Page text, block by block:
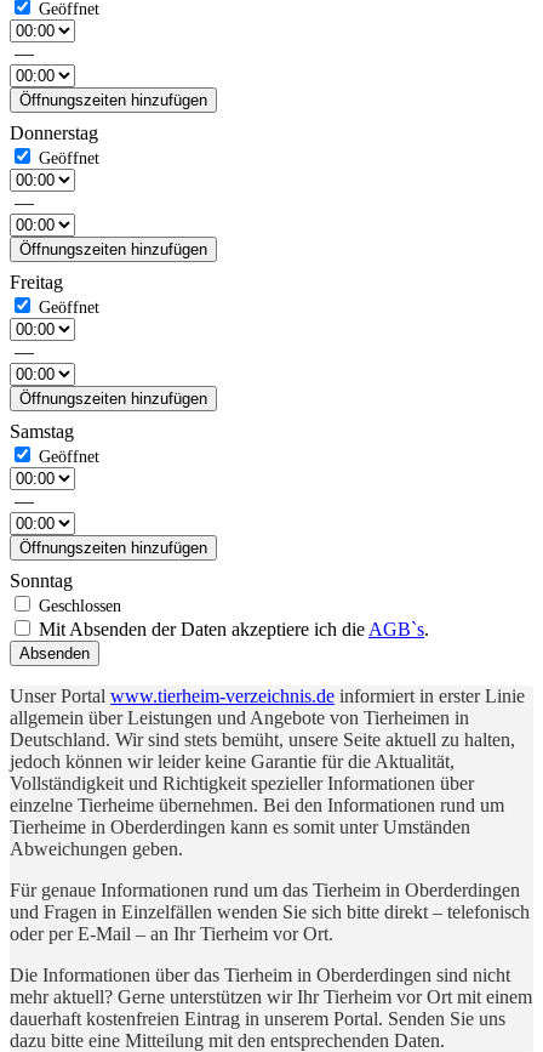
—
Öffnungszeiten hinzufügen
Donnerstag
—
Öffnungszeiten hinzufügen
Freitag
—
Öffnungszeiten hinzufügen
Samstag
—
Öffnungszeiten hinzufügen
Sonntag
Mit Absenden der Daten akzeptiere ich die AGB`s.
Absenden
Unser Portal www.tierheim-verzeichnis.de informiert in erster Linie
allgemein über Leistungen und Angebote von Tierheimen in
Deutschland. Wir sind stets bemüht, unsere Seite aktuell zu halten,
jedoch können wir leider keine Garantie für die Aktualität,
Vollständigkeit und Richtigkeit spezieller Informationen über
einzelne Tierheime übernehmen. Bei den Informationen rund um
Tierheime in Oberderdingen kann es somit unter Umständen
Abweichungen geben.
Für genaue Informationen rund um das Tierheim in Oberderdingen
und Fragen in Einzelfällen wenden Sie sich bitte direkt – telefonisch
oder per E-Mail – an Ihr Tierheim vor Ort.
Die Informationen über das Tierheim in Oberderdingen sind nicht
mehr aktuell? Gerne unterstützen wir Ihr Tierheim vor Ort mit einem
dauerhaft kostenfreien Eintrag in unserem Portal. Senden Sie uns
dazu bitte eine Mitteilung mit den entsprechenden Daten.